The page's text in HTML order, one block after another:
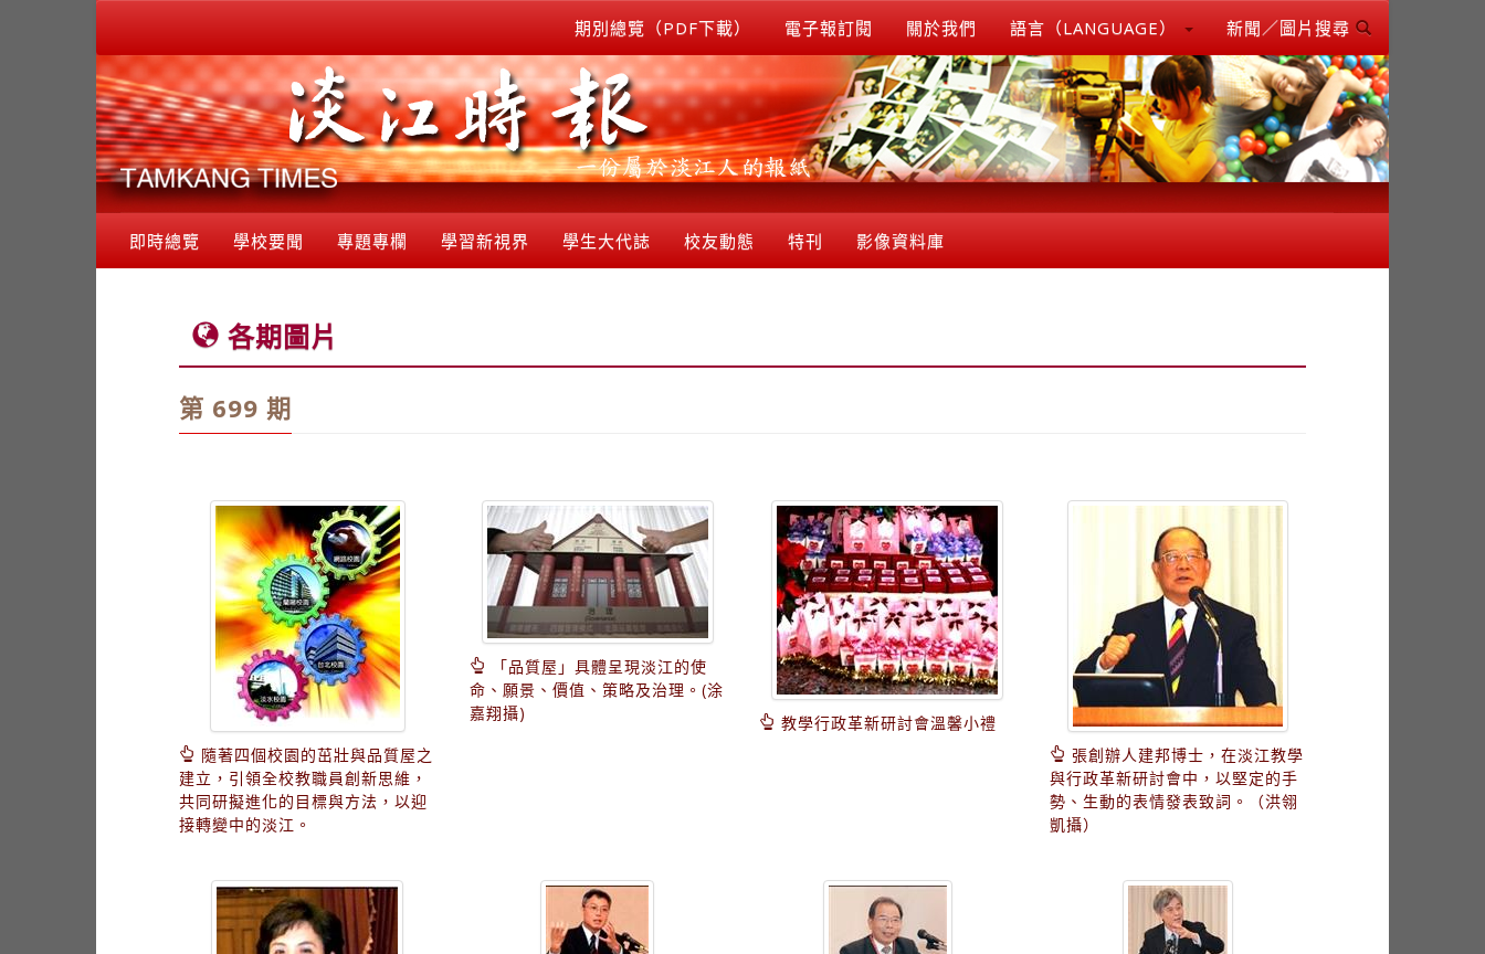
期別總覽（PDF下載） 電子報訂閱 關於我們 語言（LANGUAGE） 新聞／圖片搜尋
即時總覽 學校要聞 專題專欄 學習新視界 學生大代誌 校友動態 特刊 影像資料庫
各期圖片
第 699 期
隨著四個校園的茁壯與品質屋之
建立，引領全校教職員創新思維，
共同研擬進化的目標與方法，以迎
接轉變中的淡江。
「品質屋」具體呈現淡江的使
命、願景、價值、策略及治理。(涂
嘉翔攝)
教學行政革新研討會溫馨小禮
張創辦人建邦博士，在淡江教學
與行政革新研討會中，以堅定的手
勢、生動的表情發表致詞。（洪翎
凱攝）